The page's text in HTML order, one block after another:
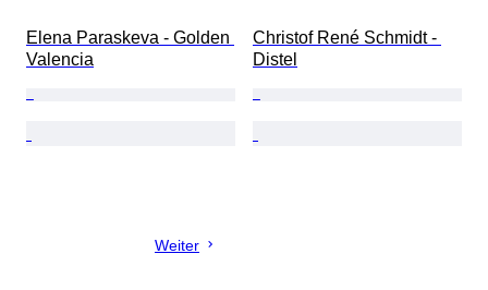
Elena Paraskeva - Golden
Valencia
Christof René Schmidt -
Distel
Weiter